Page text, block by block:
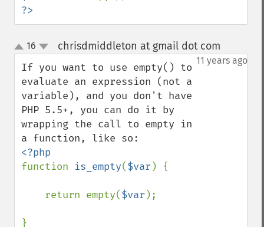
?>
up
down
16 chrisdmiddleton at gmail dot com
11 years ago
If you want to use empty() to
evaluate an expression (not a
variable), and you don't have
PHP 5.5+, you can do it by
wrapping the call to empty in
function is_empty($var ) {
    return empty(
$var );